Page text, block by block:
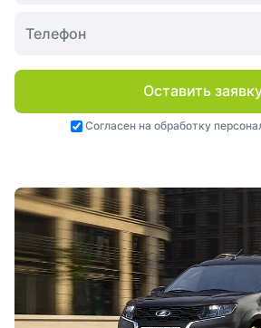
Оставить
Согласен на обработку